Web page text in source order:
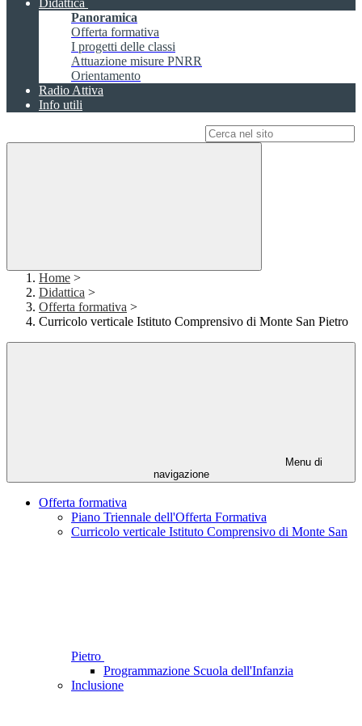
Didattica
Panoramica
Offerta formativa
I progetti delle classi
Attuazione misure PNRR
Orientamento
Radio Attiva
Info utili
Home >
Didattica >
Offerta formativa >
Curricolo verticale Istituto Comprensivo di Monte San Pietro
Menu di
navigazione
Offerta formativa
Piano Triennale dell'Offerta Formativa
Curricolo verticale Istituto Comprensivo di Monte San
Pietro
Programmazione Scuola dell'Infanzia
Inclusione